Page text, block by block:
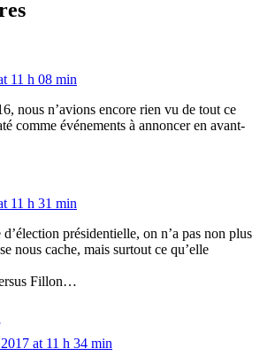
11 h 08 min
nous n’avions encore rien vu de tout ce
comme événements à annoncer en avant-
11 h 31 min
d’élection présidentielle, on n’a pas non plus
nous cache, mais surtout ce qu’elle
Fillon…
at 11 h 34 min